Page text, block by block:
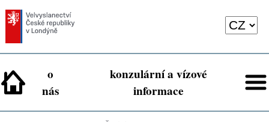
o
nás
konzulární a vízové
informace